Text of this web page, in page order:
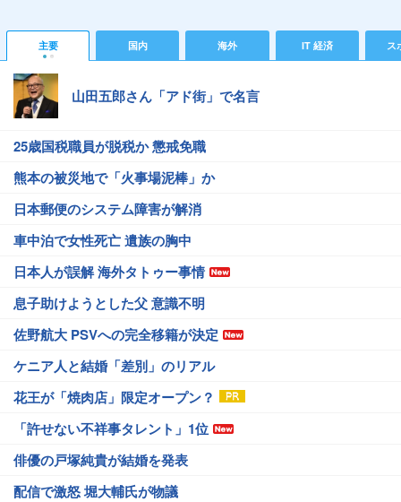
主要 国内 海外 IT 経済 ス
山田五郎さん「アド街」で名言
25歳国税職員が脱税か 懲戒免職
熊本の被災地で「火事場泥棒」か
日本郵便のシステム障害が解消
車中泊で女性死亡 遺族の胸中
日本人が誤解 海外タトゥー事情
息子助けようとした父 意識不明
佐野航大 PSVへの完全移籍が決定
ケニア人と結婚「差別」のリアル
花王が「焼肉店」限定オープン？
「許せない不祥事タレント」1位
俳優の戸塚純貴が結婚を発表
配信で激怒 堀大輔氏が物議